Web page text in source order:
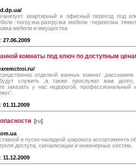
квартирный и офисный переезд под
-погрузка-разгрузка мебели -перевозка
мебели и имущества
27.06.2009
комнаты под ключ по доступным
отделкой ванных комнат
будут служить ,а также прослужат вам
заказать у нас недорогой, профессиональный
01.11.2009
[ru]
и пуско-наладкой широкого ассортимента
доступа, сигнализации и инженерных систем.
11.12.2009